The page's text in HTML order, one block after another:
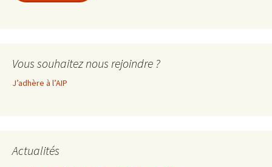
Vous souhaitez nous rejoindre ?
J’adhère à l’AIP
Actualités